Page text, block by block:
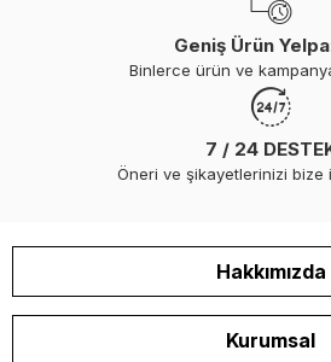
Geniş Ürün
Binlerce ürün ve
7 / 24
Öneri ve şikayetlerinizi bize
Hakkımızda
Kurumsal